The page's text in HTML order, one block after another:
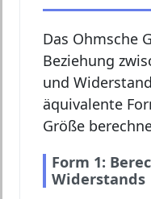
Das Ohmsche
Beziehung
und
äquivalente
Größe
Form 1:
Widerstands